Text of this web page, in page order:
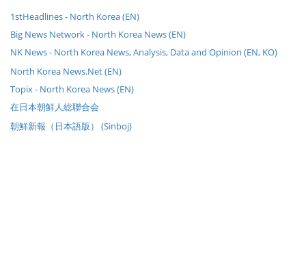
1stHeadlines - North Korea (EN)
Big News Network - North Korea News (EN)
NK News - North Korea News, Analysis, Data and Opinion (EN, KO)
North Korea News.Net (EN)
Topix - North Korea News (EN)
在日本朝鮮人総聯合会
朝鮮新報（日本語版） (Sinboj)